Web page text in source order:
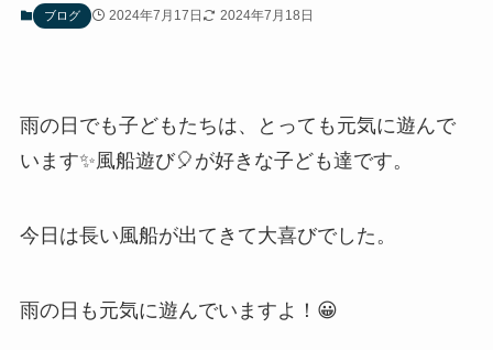
ブログ 2024年7月17日 2024年7月18日
雨の日でも子どもたちは、とっても元気に遊んで
います✨風船遊び🎈が好きな子ども達です。
今日は長い風船が出てきて大喜びでした。
雨の日も元気に遊んでいますよ！😀